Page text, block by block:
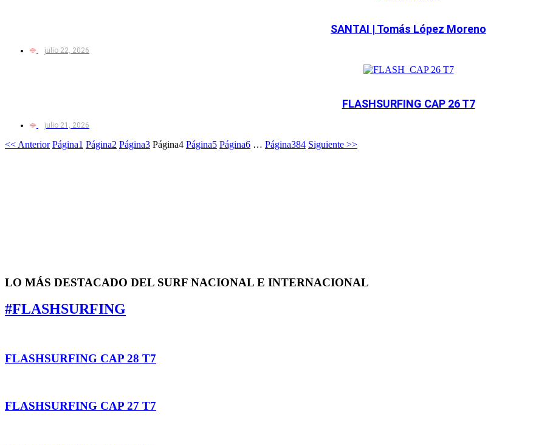
SANTAI | Tomás López Moreno
julio 22, 2026
FLASHSURFING CAP 26 T7
julio 21, 2026
<< Anterior Página1 Página2 Página3 Página4 Página5 Página6 … Página384 Siguiente >>
LO MÁS DESTACADO DEL SURF NACIONAL E INTERNACIONAL
#FLASHSURFING
FLASHSURFING CAP 28 T7
FLASHSURFING CAP 27 T7